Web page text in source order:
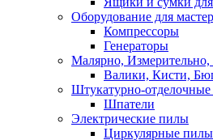
Оборудование для
Компрессоры
Генераторы
Малярно,
Валики, Кисти,
Штукатурно-
Шпатели
Электрические пилы
Циркулярные пилы